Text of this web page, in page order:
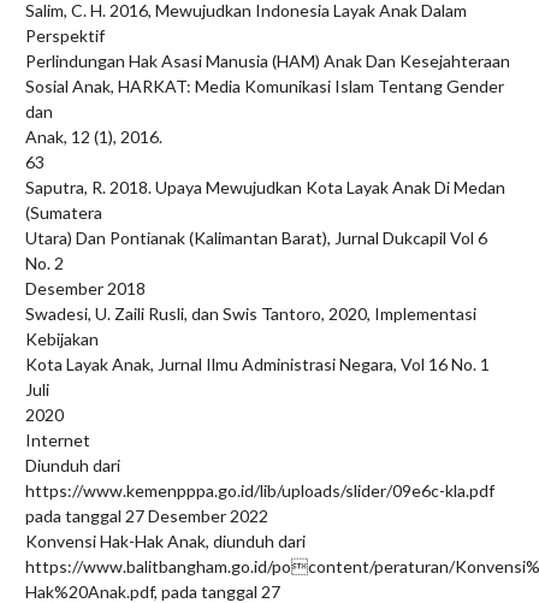
Salim, C. H. 2016, Mewujudkan Indonesia Layak Anak Dalam
Perspektif
Perlindungan Hak Asasi Manusia (HAM) Anak Dan Kesejahteraan
Sosial Anak, HARKAT: Media Komunikasi Islam Tentang Gender
dan
Anak, 12 (1), 2016.
63
Saputra, R. 2018. Upaya Mewujudkan Kota Layak Anak Di Medan
(Sumatera
Utara) Dan Pontianak (Kalimantan Barat), Jurnal Dukcapil Vol 6
No. 2
Desember 2018
Swadesi, U. Zaili Rusli, dan Swis Tantoro, 2020, Implementasi
Kebijakan
Kota Layak Anak, Jurnal Ilmu Administrasi Negara, Vol 16 No. 1
Juli
2020
Internet
Diunduh dari
https://www.kemenpppa.go.id/lib/uploads/slider/09e6c-kla.pdf
pada tanggal 27 Desember 2022
Konvensi Hak-Hak Anak, diunduh dari
https://www.balitbangham.go.id/pocontent/peraturan/
Hak%20Anak.pdf, pada tanggal 27